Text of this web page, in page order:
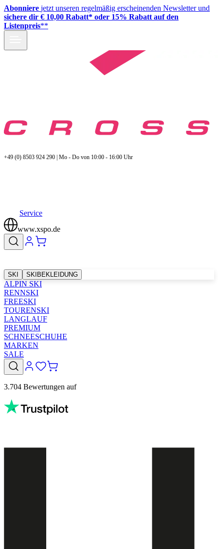
Abonniere jetzt unseren regelmäßig erscheinenden Newsletter und
sichere dir € 10,00 Rabatt* oder 15% Rabatt auf den
Listenpreis**
+49 (0) 8503 924 290 | Mo - Do von 10:00 - 16:00 Uhr
Service
www.xspo.de
SKI SKIBEKLEIDUNG
ALPIN SKI
RENNSKI
FREESKI
TOURENSKI
LANGLAUF
PREMIUM
SCHNEESCHUHE
MARKEN
SALE
3.704 Bewertungen auf